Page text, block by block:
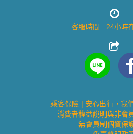
客服時間 : 24小時
乘客保險 | 安心出行，我
消費者權益說明與非會
無會員制個資保